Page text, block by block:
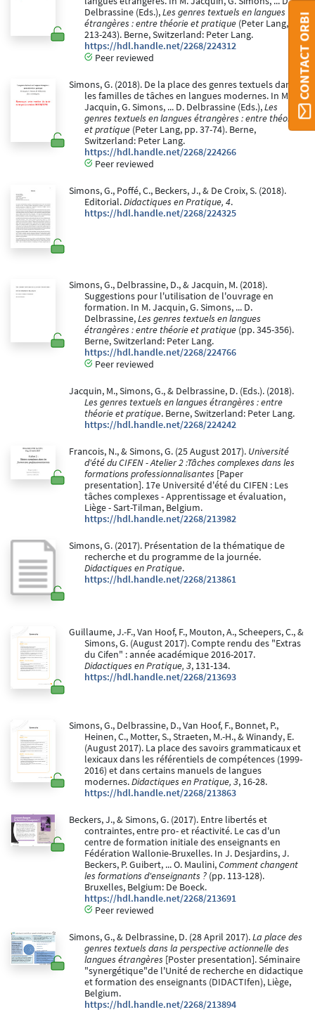
Delbrassine (Eds.),Les genres textuels en langues
étrangères : entre théorie et pratique (Peter Lang, pp.
213-243). Berne, Switzerland: Peter Lang.
https://hdl.handle.net/2268/224312
Peer reviewed
Simons, G. (2018). De la place des genres textuels dans
les familles de tâches en langues modernes. In M.
Jacquin, G. Simons, ... D. Delbrassine (Eds.),Les
genres textuels en langues étrangères : entre théorie
et pratique (Peter Lang, pp. 37-74). Berne,
Switzerland: Peter Lang.
https://hdl.handle.net/2268/224266
Peer reviewed
Simons, G., Poffé, C., Beckers, J., & De Croix, S. (2018).
Editorial.Didactiques en Pratique, 4.
https://hdl.handle.net/2268/224325
Simons, G., Delbrassine, D., & Jacquin, M. (2018).
Suggestions pour l'utilisation de l'ouvrage en
formation. In M. Jacquin, G. Simons, ... D.
Delbrassine,Les genres textuels en langues
étrangères : entre théorie et pratique (pp. 345-356).
Berne, Switzerland: Peter Lang.
https://hdl.handle.net/2268/224766
Peer reviewed
Jacquin, M., Simons, G., & Delbrassine, D. (Eds.). (2018).
Les genres textuels en langues étrangères : entre
théorie et pratique. Berne, Switzerland: Peter Lang.
https://hdl.handle.net/2268/224242
Francois, N., & Simons, G. (25 August 2017). Université
d'été du CIFEN - Atelier 2 :Tâches complexes dans les
formations professionnalisantes [Paper
presentation]. 17e Université d'été du CIFEN : Les
tâches complexes - Apprentissage et évaluation,
Liège - Sart-Tilman, Belgium.
https://hdl.handle.net/2268/213982
Simons, G. (2017). Présentation de la thématique de
recherche et du programme de la journée.
Didactiques en Pratique.
https://hdl.handle.net/2268/213861
Guillaume, J.-F., Van Hoof, F., Mouton, A., Scheepers, C., &
Simons, G. (August 2017). Compte rendu des "Extras
du Cifen" : année académique 2016-2017.
Didactiques en Pratique, 3, 131-134.
https://hdl.handle.net/2268/213693
Simons, G., Delbrassine, D., Van Hoof, F., Bonnet, P.,
Heinen, C., Motter, S., Straeten, M.-H., & Winandy, E.
(August 2017). La place des savoirs grammaticaux et
lexicaux dans les référentiels de compétences (1999-
2016) et dans certains manuels de langues
modernes.Didactiques en Pratique, 3, 16-28.
https://hdl.handle.net/2268/213863
Beckers, J., & Simons, G. (2017). Entre libertés et
contraintes, entre pro- et réactivité. Le cas d'un
centre de formation initiale des enseignants en
Fédération Wallonie-Bruxelles. In J. Desjardins, J.
Beckers, P. Guibert, ... O. Maulini,Comment changent
les formations d'enseignants ? (pp. 113-128).
Bruxelles, Belgium: De Boeck.
https://hdl.handle.net/2268/213691
Peer reviewed
Simons, G., & Delbrassine, D. (28 April 2017).La place des
genres textuels dans la perspective actionnelle des
langues étrangères [Poster presentation]. Séminaire
"synergétique"de l'Unité de recherche en didactique
et formation des enseignants (DIDACTIfen), Liège,
Belgium.
https://hdl.handle.net/2268/213894
CONTACT ORBI